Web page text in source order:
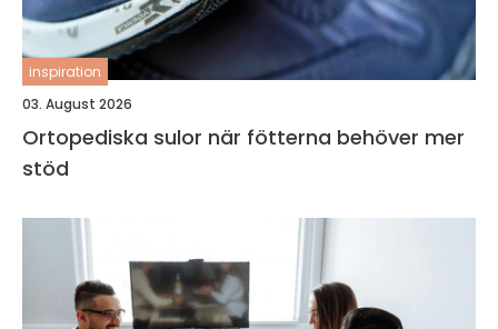
inspiration
03. August 2026
Ortopediska sulor när fötterna behöver mer
stöd